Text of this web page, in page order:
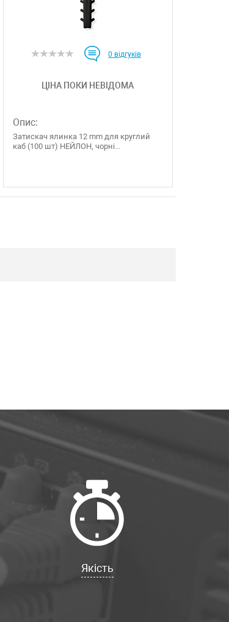
0 відгуків
ЦІНА ПОКИ НЕВІДОМА
Опис:
Затискач ялинка 12 mm для круглий
каб (100 шт) НЕЙЛОН, чорні...
Якість